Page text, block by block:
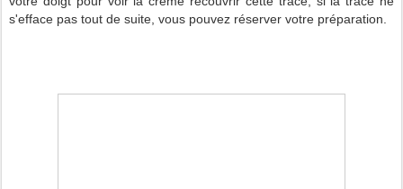
s'efface pas tout de suite, vous pouvez réserver votre préparation.